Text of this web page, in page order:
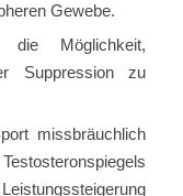
Gewebe.
Möglichkeit,
Suppression zu
missbräuchlich